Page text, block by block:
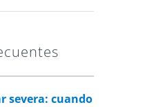
severa: cuando